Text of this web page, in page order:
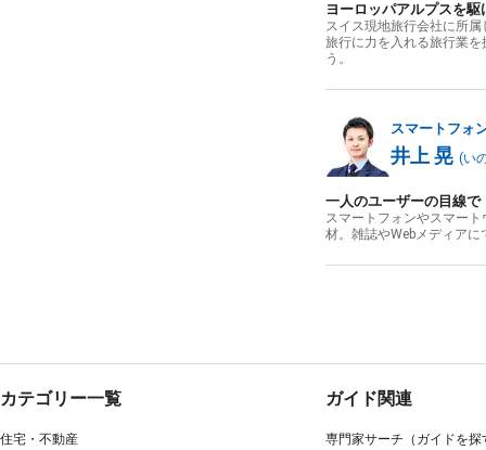
ヨーロッパアルプスを
スイス現地旅行会社に所
旅行に力を入れる旅行業
う。
スマートフォ
井上 晃 (い
一人のユーザーの目線で
スマートフォンやスマー
材。雑誌やWebメディア
カテゴリー一覧
住宅・不動産
ガイド関連
専門家サーチ（ガイドを探